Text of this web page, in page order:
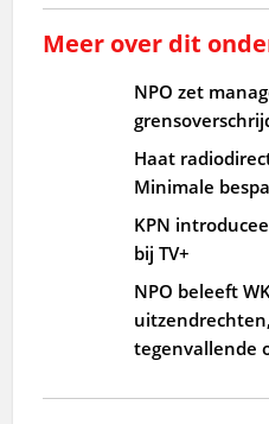
Meer over dit
NPO zet
Haat
Minimale
KPN
bij TV+
NPO beleeft
tegenvallende